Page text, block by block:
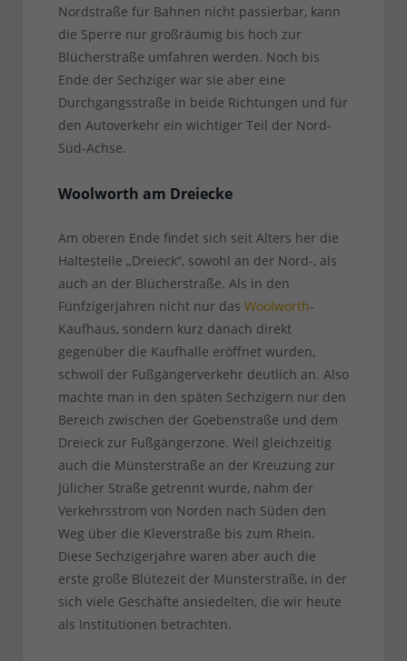
Nordstraße für Bahnen nicht passierbar, kann
die Sperre nur großräumig bis hoch zur
Blücherstraße umfahren werden. Noch bis
Ende der Sechziger war sie aber eine
Durchgangsstraße in beide Richtungen und für
den Autoverkehr ein wichtiger Teil der Nord-
Süd-Achse.
Woolworth am Dreiecke
Am oberen Ende findet sich seit Alters her die
Haltestelle „Dreieck“, sowohl an der Nord-, als
auch an der Blücherstraße. Als in den
Fünfzigerjahren nicht nur das Woolworth-
Kaufhaus, sondern kurz danach direkt
gegenüber die Kaufhalle eröffnet wurden,
schwoll der Fußgängerverkehr deutlich an. Also
machte man in den späten Sechzigern nur den
Bereich zwischen der Goebenstraße und dem
Dreieck zur Fußgängerzone. Weil gleichzeitig
auch die Münsterstraße an der Kreuzung zur
Jülicher Straße getrennt wurde, nahm der
Verkehrsstrom von Norden nach Süden den
Weg über die Kleverstraße bis zum Rhein.
Diese Sechzigerjahre waren aber auch die
erste große Blütezeit der Münsterstraße, in der
sich viele Geschäfte ansiedelten, die wir heute
als Institutionen betrachten.